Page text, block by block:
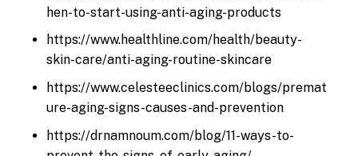
hen-to-start-using-anti-aging-products
https://www.healthline.com/health/beauty-
skin-care/anti-aging-routine-skincare
https://www.celesteeclinics.com/blogs/premat
ure-aging-signs-causes-and-prevention
https://drnamnoum.com/blog/11-ways-to-